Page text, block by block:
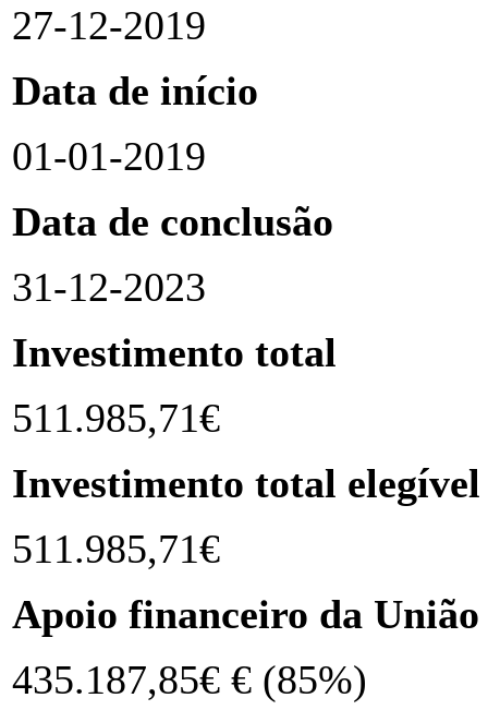
27-12-2019
Data de início
01-01-2019
Data de conclusão
31-12-2023
Investimento total
511.985,71€
Investimento total elegível
511.985,71€
Apoio financeiro da
435.187,85€ € (85%)